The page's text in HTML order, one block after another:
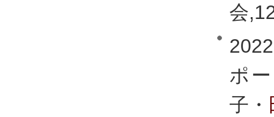
会
ポ
子・